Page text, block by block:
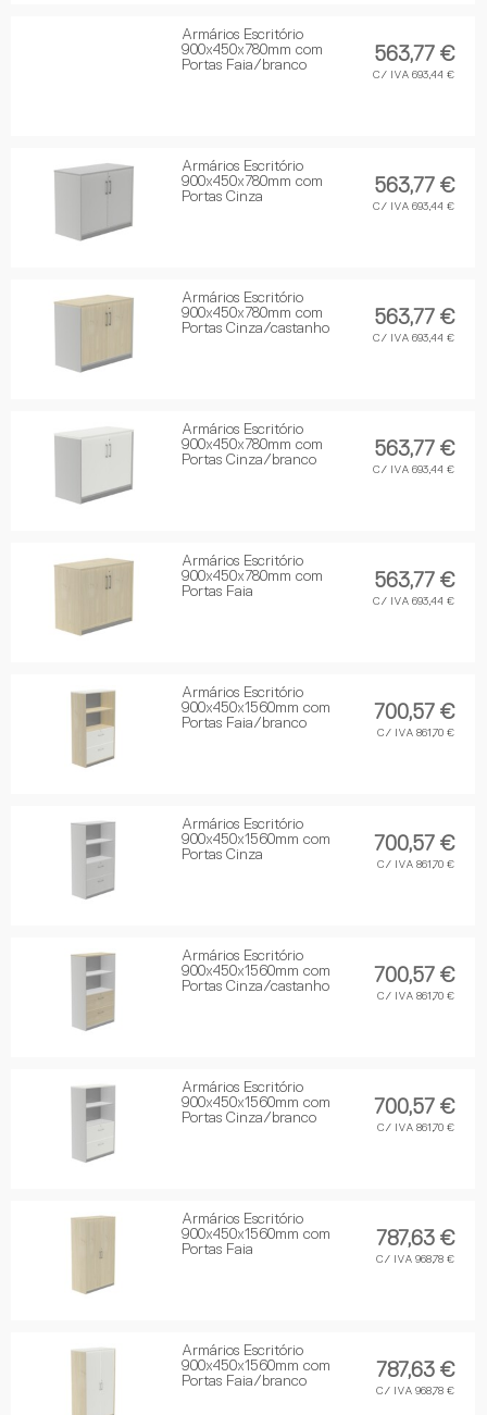
Armários Escritório
900x450x780mm com
Portas Faia/branco
563,77 €
C/ IVA 693,44 €
Armários Escritório
900x450x780mm com
Portas Cinza
563,77 €
C/ IVA 693,44 €
Armários Escritório
900x450x780mm com
Portas Cinza/castanho
563,77 €
C/ IVA 693,44 €
Armários Escritório
900x450x780mm com
Portas Cinza/branco
563,77 €
C/ IVA 693,44 €
Armários Escritório
900x450x780mm com
Portas Faia
563,77 €
C/ IVA 693,44 €
Armários Escritório
900x450x1560mm com
Portas Faia/branco
700,57 €
C/ IVA 861,70 €
Armários Escritório
900x450x1560mm com
Portas Cinza
700,57 €
C/ IVA 861,70 €
Armários Escritório
900x450x1560mm com
Portas Cinza/castanho
700,57 €
C/ IVA 861,70 €
Armários Escritório
900x450x1560mm com
Portas Cinza/branco
700,57 €
C/ IVA 861,70 €
Armários Escritório
900x450x1560mm com
Portas Faia
787,63 €
C/ IVA 968,78 €
Armários Escritório
900x450x1560mm com
Portas Faia/branco
787,63 €
C/ IVA 968,78 €